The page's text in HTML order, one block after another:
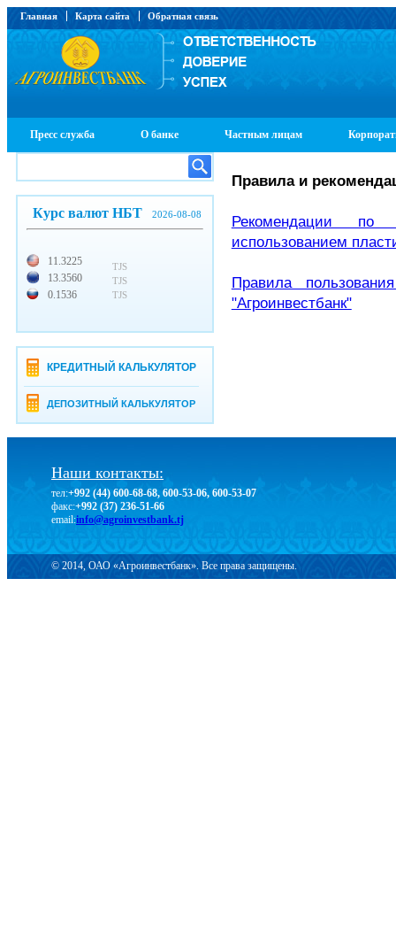
Главная Карта сайта Обратная связь
Пресс служба О банке Частным лицам
Курс валют НБТ 2026-08-08
11.3225
13.3560
0.1536
TJS
TJS
TJS
КРЕДИТНЫЙ КАЛЬКУЛЯТОР
ДЕПОЗИТНЫЙ КАЛЬКУЛЯТОР
Правила и
Рекомендации по
использованием
Правила
"Агроинвестбанк"
Наши контакты:
тел:+992 (44) 600-68-68, 600-53-06, 600-53-07
факс:+992 (37) 236-51-66
email:info@agroinvestbank.tj
© 2014, ОАО «Агроинвестбанк». Все права защищены.